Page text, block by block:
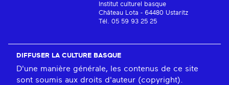
Institut culturel basque
Château Lota - 64480 Ustaritz
Tél. 05 59 93 25 25
DIFFUSER LA CULTURE BASQUE
D'une manière générale, les contenus de ce site
sont soumis aux droits d'auteur (copyright).